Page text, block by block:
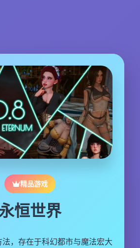
精品游戏
恒世界
，存在于科幻都市与魔法宏大